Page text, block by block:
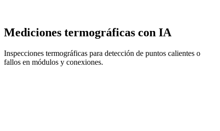
Mediciones termográficas con IA
Inspecciones termográficas para detección de puntos calientes o
fallos en módulos y conexiones.